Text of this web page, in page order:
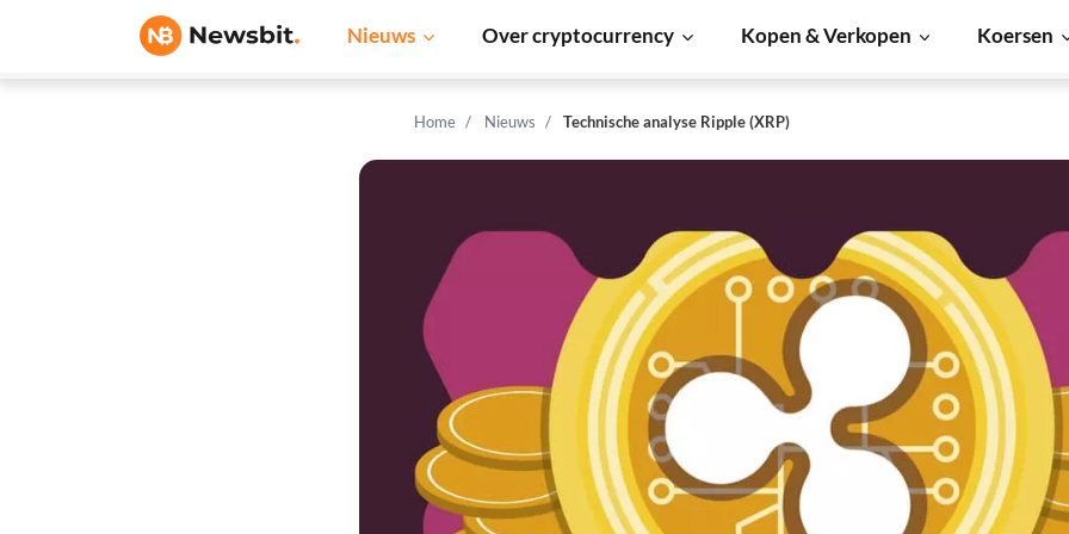
Nieuws Over cryptocurrency Kopen & Verkopen Koersen
Home Nieuws Technische analyse Ripple (XRP)